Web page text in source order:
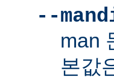
--
man
본값